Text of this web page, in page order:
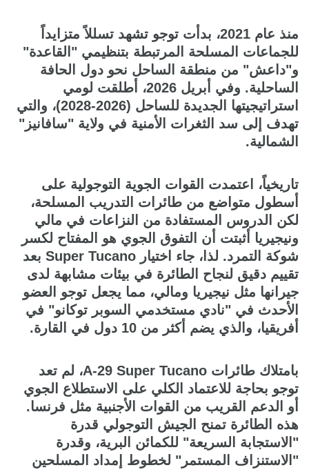
منذ عام 2021، بدأت توجو تشهد تسللاً متزايداً
للجماعات المسلحة المرتبطة بتنظيمي "القاعدة"
و"داعش" من منطقة الساحل نحو دول الحافة
الساحلية. وفي أبريل 2026، أطلقت لومي
استراتيجيتها الجديدة للساحل (2026-2028)، والتي
تهدف إلى سد الثغرات الأمنية في ولاية "سافانيز"
الشمالية.
تاريخياً، اعتمدت القوات الجوية التوجولية على
أسطول متواضع من طائرات التدريب المسلحة،
لكن الدروس المستفادة من النزاعات في مالي
ونيجيريا أثبتت أن التفوق الجوي هو المفتاح لكسر
شوكة التمرد. لذا، جاء اختيار Super Tucano بعد
تقييم دقيق لنجاح الطائرة في بيئات مشابهة لدى
جيرانها مثل نيجيريا ومالي، مما يجعل توجو العضو
الأحدث في "نادي مستخدمي السوبر توكانو" في
أفريقيا، والذي يضم أكثر من 10 دول في القارة.
بامتلاك طائرات A-29 Super Tucano، لم تعد
توجو بحاجة للاعتماد الكلي على الاستطلاع الجوي
أو الدعم القريب من القوات الأجنبية مثل فرنسا.
هذه الطائرة تمنح الجيش التوجولي قدرة
"الاستجابة السريعة" للكمائن البرية، وقدرة
"الاستنزاف المستمر" لخطوط إمداد المسلحين